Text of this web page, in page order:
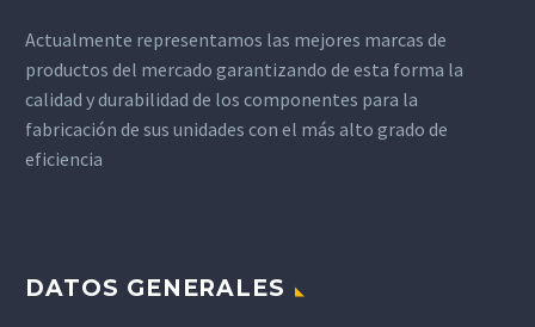
Actualmente representamos las mejores marcas de
productos del mercado garantizando de esta forma la
calidad y durabilidad de los componentes para la
fabricación de sus unidades con el más alto grado de
eficiencia
DATOS GENERALES